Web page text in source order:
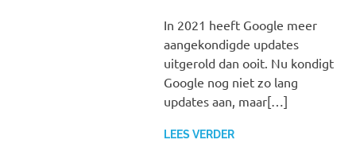
In 2021 heeft Google meer
aangekondigde updates
uitgerold dan ooit. Nu kondigt
Google nog niet zo lang
updates aan, maar[…]
LEES VERDER